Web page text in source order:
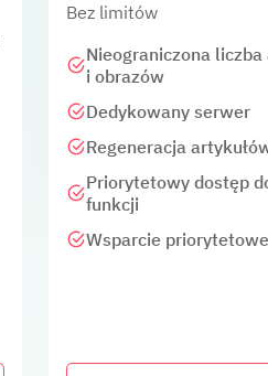
Bez limitów
Nieograniczona liczba
i obrazów
Dedykowany serwer
Regeneracja
Priorytetowy dostęp
funkcji
Wsparcie priorytetowe